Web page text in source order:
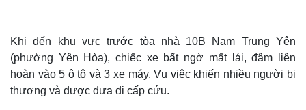
Khi đến khu vực trước tòa nhà 10B Nam Trung Yên
(phường Yên Hòa), chiếc xe bất ngờ mất lái, đâm liên
hoàn vào 5 ô tô và 3 xe máy. Vụ việc khiến nhiều người bị
thương và được đưa đi cấp cứu.